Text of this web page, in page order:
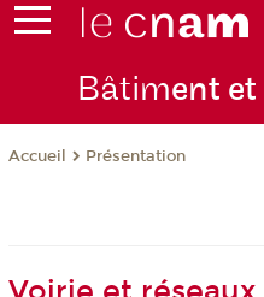
Bâtiment
Accueil Présentation